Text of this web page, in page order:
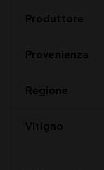
Produttore
Provenienza
Regione
Vitigno